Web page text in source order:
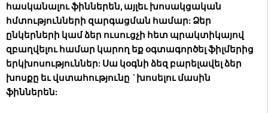
հասկանալու ֆիններեն, այլեւ խոսակցական
հմտությունների զարգացման համար: Ձեր
ընկերների կամ ձեր ուսուցչի հետ պրակտիկայով
զբաղվելու համար կարող եք օգտագործել ֆիլմերից
երկխոսություններ: Սա կօգնի ձեզ բարելավել ձեր
խոսքը եւ վստահությունը `խոսելու մասին
ֆիններեն: